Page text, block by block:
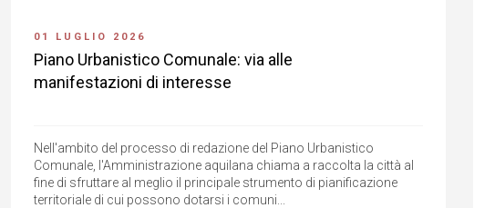
01 LUGLIO 2026
Piano Urbanistico Comunale: via alle
manifestazioni di interesse
Nell'ambito del processo di redazione del Piano Urbanistico
Comunale, l'Amministrazione aquilana chiama a raccolta la città al
fine di sfruttare al meglio il principale strumento di pianificazione
territoriale di cui possono dotarsi i comuni...